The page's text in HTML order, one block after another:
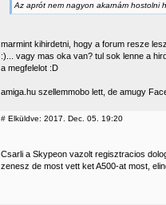
Az aprót nem nagyon akarnám hostolni
marmint kihirdetni, hogy a forum resze
:)... vagy mas oka van? tul sok lenne a
a megfelelot :D
amiga.hu szellemmobo lett, de amugy
# Elküldve: 2017. Dec. 05. 19:20
Csarli a Skypeon vazolt regisztracios
zenesz de most vett ket A500-at most,